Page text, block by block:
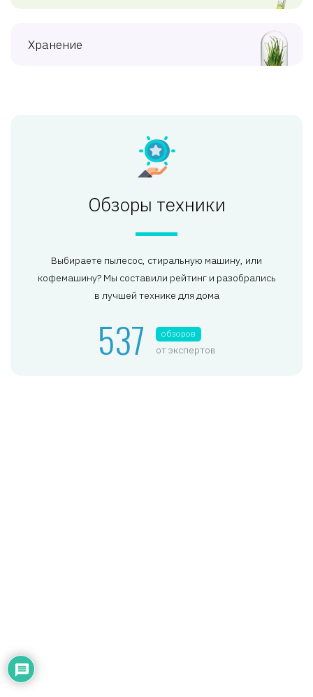
Хранение
Обзоры техники
Выбираете пылесос, стиральную машину, или
кофемашину? Мы составили рейтинг и разобрались
в лучшей технике для дома
537 обзоров
от экспертов